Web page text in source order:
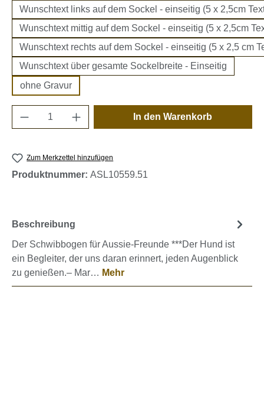
Wunschtext links auf dem Sockel - einseitig (5 x 2,5cm
Wunschtext mittig auf dem Sockel - einseitig (5 x 2,5cm
Wunschtext rechts auf dem Sockel - einseitig (5 x 2,5 cm
Wunschtext über gesamte Sockelbreite - Einseitig
ohne Gravur
Produkt Anzahl: Gib den gewünschten
In den Warenkorb
Zum Merkzettel hinzufügen
Produktnummer: ASL10559.51
Beschreibung
Der Schwibbogen für Aussie-Freunde ***Der Hund ist
ein Begleiter, der uns daran erinnert, jeden Augenblick
zu genießen.– Mar… Mehr